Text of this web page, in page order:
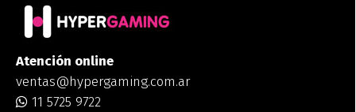
Atención online
ventas@hypergaming.com.ar
11 5725 9722